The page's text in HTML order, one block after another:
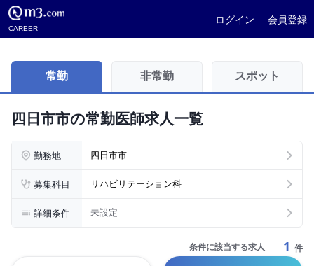
CAREER
ログイン 会員登録
常勤 非常勤 スポット
四日市市の常勤医師求人一覧
勤務地 四日市市
募集科目 リハビリテーション科
詳細条件 未設定
条件に該当する求人 1 件